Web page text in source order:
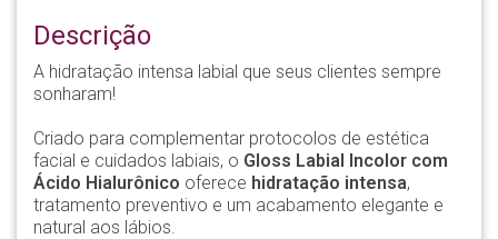
Descrição
A hidratação intensa labial que seus clientes sempre
sonharam!
Criado para complementar protocolos de estética
facial e cuidados labiais, o Gloss Labial Incolor com
Ácido Hialurônico oferece hidratação intensa,
tratamento preventivo e um acabamento elegante e
natural aos lábios.